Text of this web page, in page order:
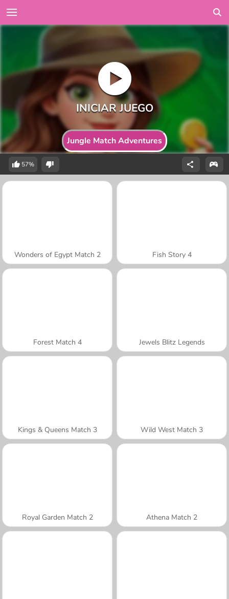
Jungle Match Adventures
57%
Wonders of Egypt Match 2 Fish Story 4
Forest Match 4 Jewels Blitz Legends
Kings & Queens Match 3 Wild West Match 3
Royal Garden Match 2 Athena Match 2